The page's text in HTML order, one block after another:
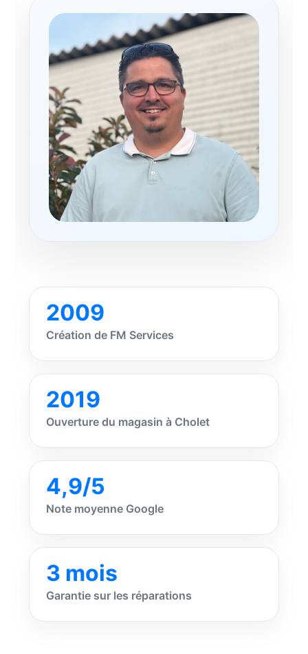
2009
Création de FM Services
2019
Ouverture du magasin à Cholet
4,9/5
Note moyenne Google
3 mois
Garantie sur les réparations